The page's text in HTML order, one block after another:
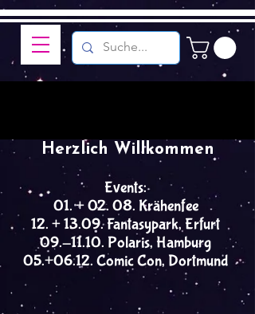
Events:
01. + 02. 08. Krähenfee
12. + 13.09. Fantasypark, Erfurt
09.-11.10. Polaris, Hamburg
05.+06.12. Comic Con, Dortmund
Herzlich Willkommen